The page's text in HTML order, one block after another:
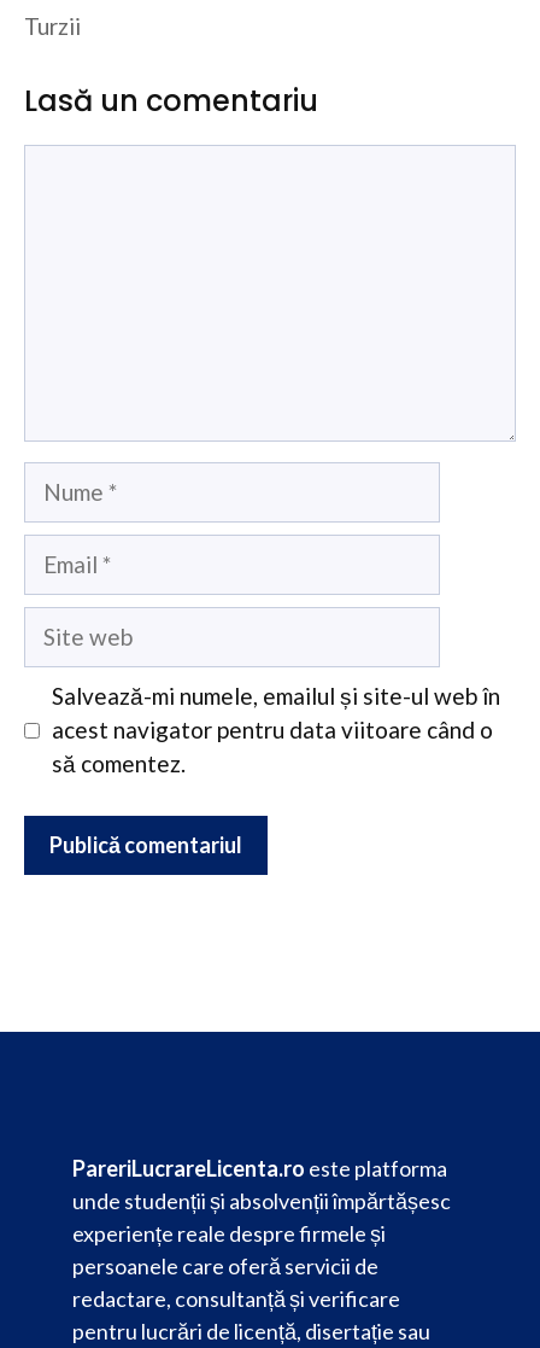
Turzii
Lasă un comentariu
Nume
Email
Site
Salvează-mi numele, emailul și site-ul web în
acest navigator pentru data viitoare când o
să comentez.
PareriLucrareLicenta.ro este platforma
unde studenții și absolvenții împărtășesc
experiențe reale despre firmele și
persoanele care oferă servicii de
redactare, consultanță și verificare
pentru lucrări de licență, disertație sau